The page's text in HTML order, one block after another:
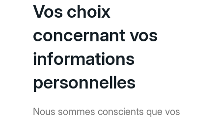
Vos choix
concernant vos
informations
personnelles
Nous sommes conscients que vos